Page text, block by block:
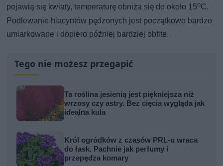
pojawią się kwiaty, temperaturę obniża się do około 15oC.
Podlewanie hiacyntów pędzonych jest początkowo bardzo
umiarkowane i dopiero później bardziej obfite.
Tego nie możesz przegapić
Ta roślina jesienią jest piękniejsza niż
wrzosy czy astry. Bez cięcia wygląda jak
idealna kula
Król ogródków z czasów PRL-u wraca
do łask. Pachnie jak perfumy i
przepędza komary